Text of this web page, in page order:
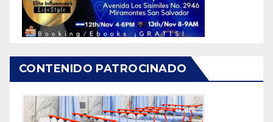
CONTENIDO PATROCINADO